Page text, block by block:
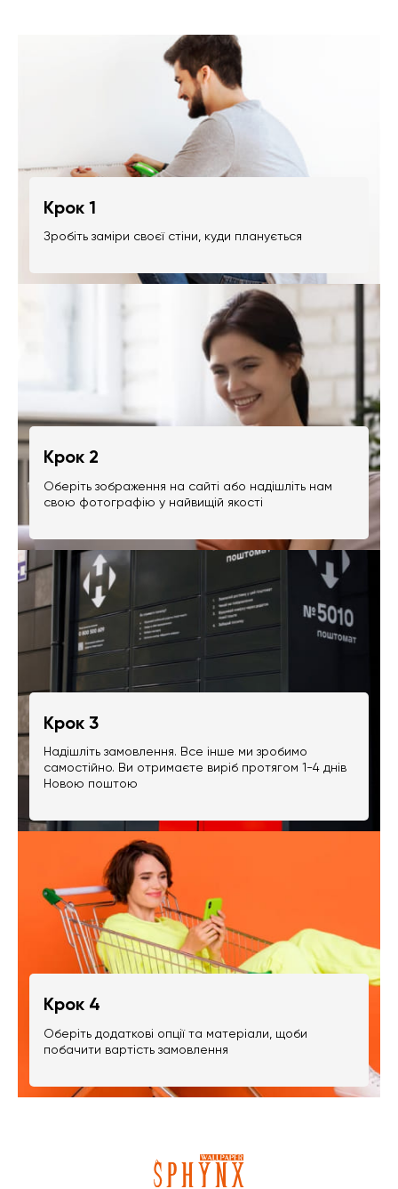
Крок 1
Зробіть заміри своєї стіни, куди планується
Крок 2
Оберіть зображення на сайті або надішліть нам
свою фотографію у найвищій якості
Крок 3
Надішліть замовлення. Все інше ми зробимо
самостійно. Ви отримаєте виріб протягом 1-4 днів
Новою поштою
Крок 4
Оберіть додаткові опції та матеріали, щоби
побачити вартість замовлення